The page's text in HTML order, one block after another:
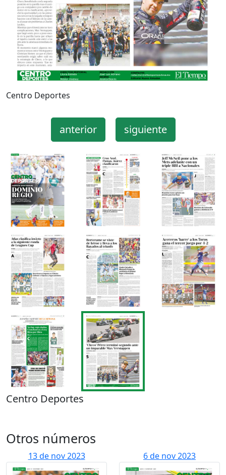
Centro Deportes
anterior siguiente
Centro Deportes
Otros números
13 de nov 2023 6 de nov 2023